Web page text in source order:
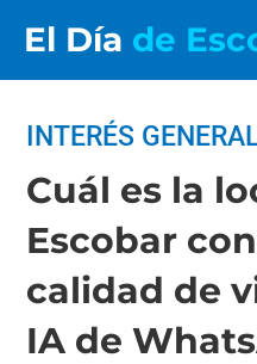
El Día de
INTERÉS
Cuál es la
Escobar
calidad de
IA de